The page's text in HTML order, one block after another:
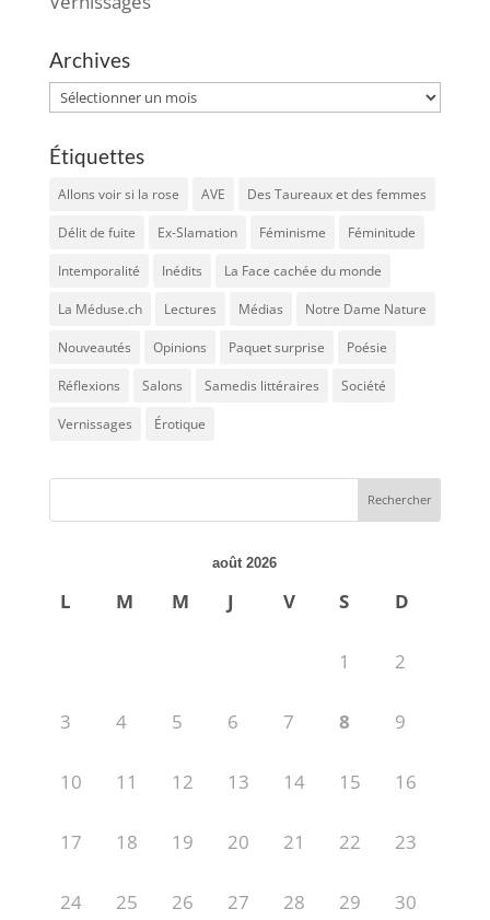
Archives
Archives
Étiquettes
Allons voir si la rose AVE Des Taureaux et des femmes
Délit de fuite Ex-Slamation Féminisme Féminitude
Intemporalité Inédits La Face cachée du monde
La Méduse.ch Lectures Médias Notre Dame Nature
Nouveautés Opinions Paquet surprise Poésie
Réflexions Salons Samedis littéraires Société
Vernissages Érotique
août 2026
L M M J V S D
1 2
3 4 5 6 7 8 9
10 11 12 13 14 15 16
17 18 19 20 21 22 23
24 25 26 27 28 29 30